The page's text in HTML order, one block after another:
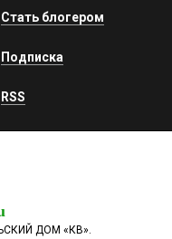
Стать блогером
Подписка
RSS
ДОМ «КВ».